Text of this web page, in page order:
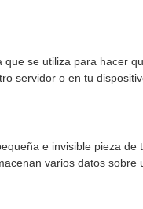
se utiliza para hacer
servidor o en tu
e invisible pieza
varios datos sobre